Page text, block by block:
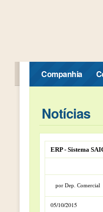
Companhia
Notícias
ERP - Sistema
por Dep. Comercial
05/10/2015